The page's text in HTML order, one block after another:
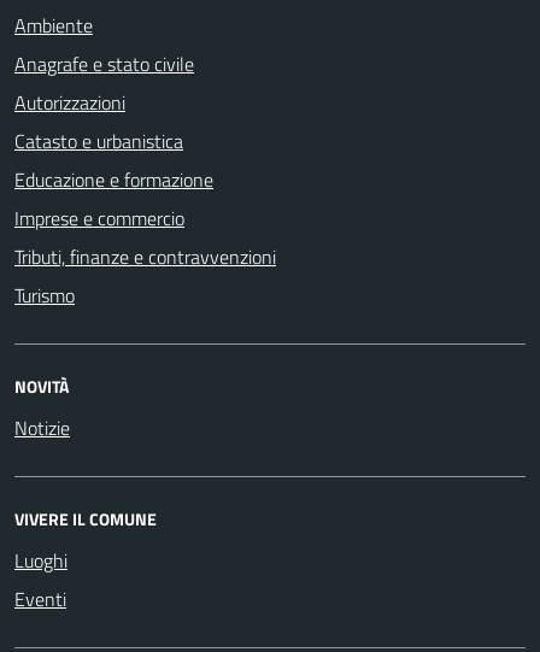
Ambiente
Anagrafe e stato civile
Autorizzazioni
Catasto e urbanistica
Educazione e formazione
Imprese e commercio
Tributi, finanze e contravvenzioni
Turismo
NOVITÀ
Notizie
VIVERE IL COMUNE
Luoghi
Eventi